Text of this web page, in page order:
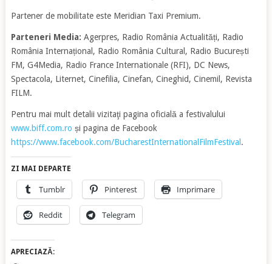
Partener de mobilitate este Meridian Taxi Premium.
Parteneri Media: Agerpres, Radio România Actualități, Radio
România Internațional, Radio România Cultural, Radio București
FM, G4Media, Radio France Internationale (RFI), DC News,
Spectacola, Liternet, Cinefilia, Cinefan, Cineghid, Cinemil, Revista
FILM.
Pentru mai mult detalii vizitaţi pagina oficială a festivalului
www.biff.com.ro și pagina de Facebook
https://www.facebook.com/BucharestInternationalFilmFestival .
ZI MAI DEPARTE
Tumblr Pinterest Imprimare
Reddit Telegram
APRECIAZĂ: